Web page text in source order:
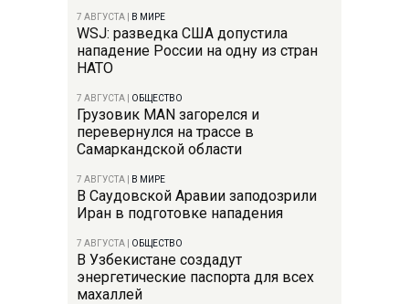
7 АВГУСТА В МИРЕ
WSJ: разведка США допустила
нападение России на одну из стран
НАТО
7 АВГУСТА ОБЩЕСТВО
Грузовик MAN загорелся и
перевернулся на трассе в
Самаркандской области
7 АВГУСТА В МИРЕ
В Саудовской Аравии заподозрили
Иран в подготовке нападения
7 АВГУСТА ОБЩЕСТВО
В Узбекистане создадут
энергетические паспорта для всех
махаллей